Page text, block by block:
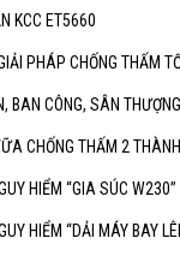
KCC ET5660
PHÁP CHỐNG THẤM
BAN CÔNG, SÂN
CHỐNG THẤM 2
HIỂM “GIA SÚC W230”
HIỂM “DẢI MÁY BAY